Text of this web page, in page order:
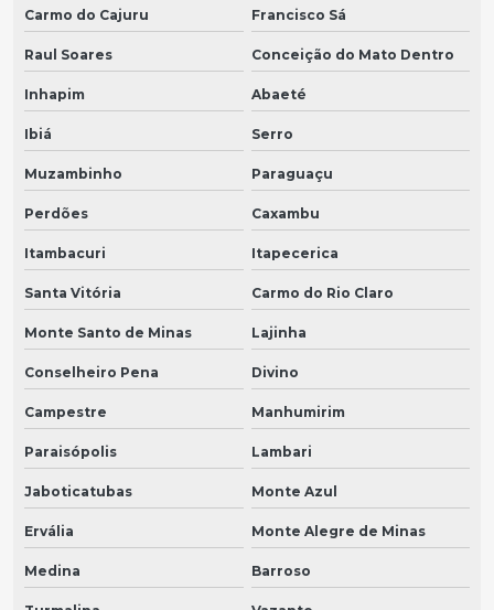
Carmo do Cajuru Francisco Sá
Raul Soares Conceição do Mato Dentro
Inhapim Abaeté
Ibiá Serro
Muzambinho Paraguaçu
Perdões Caxambu
Itambacuri Itapecerica
Santa Vitória Carmo do Rio Claro
Monte Santo de Minas Lajinha
Conselheiro Pena Divino
Campestre Manhumirim
Paraisópolis Lambari
Jaboticatubas Monte Azul
Ervália Monte Alegre de Minas
Medina Barroso